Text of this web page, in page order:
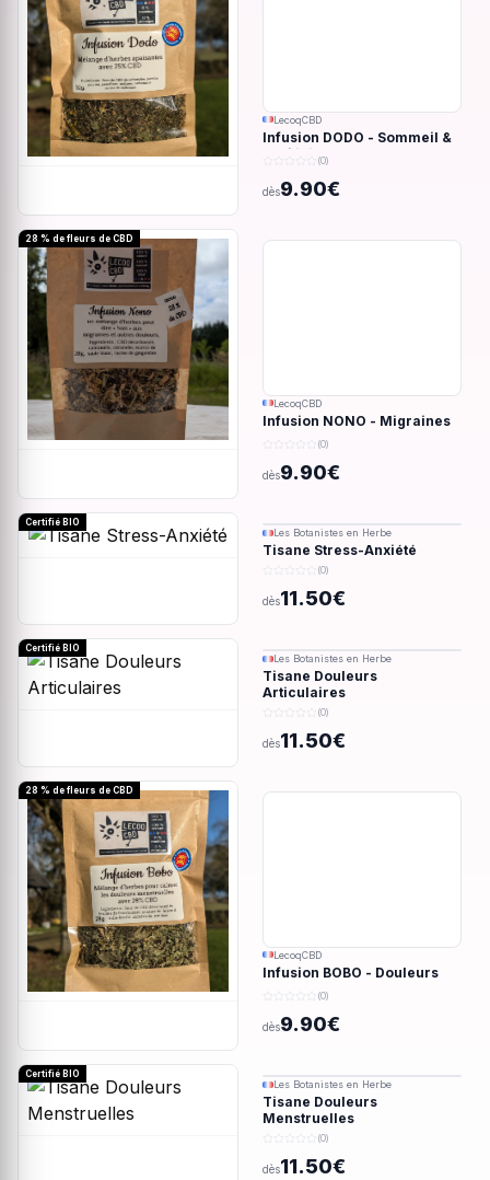
LecoqCBD
Infusion DODO - Sommeil &
anxiété - 32g
(0)
dès9.90€
28 % de fleurs de CBD
LecoqCBD
Infusion NONO - Migraines
& douleurs - 28g
(0)
dès9.90€
Certifié BIO
Les Botanistes en Herbe
Tisane Stress-Anxiété
(0)
dès11.50€
Certifié BIO
Les Botanistes en Herbe
Tisane Douleurs
Articulaires
(0)
dès11.50€
28 % de fleurs de CBD
LecoqCBD
Infusion BOBO - Douleurs
menstruelles - 28g
(0)
dès9.90€
Certifié BIO
Les Botanistes en Herbe
Tisane Douleurs
Menstruelles
(0)
dès11.50€